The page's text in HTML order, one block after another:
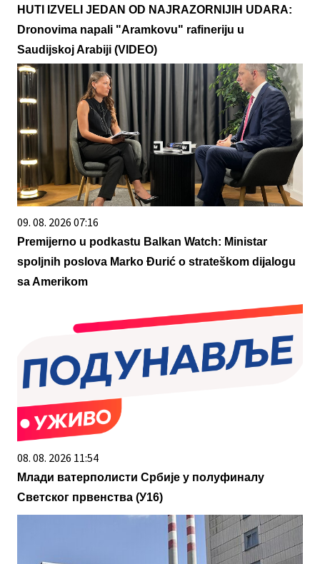
HUTI IZVELI JEDAN OD NAJRAZORNIJIH UDARA:
Dronovima napali "Aramkovu" rafineriju u
Saudijskoj Arabiji (VIDEO)
09. 08. 2026 07:16
Premijerno u podkastu Balkan Watch: Ministar
spoljnih poslova Marko Đurić o strateškom dijalogu
sa Amerikom
08. 08. 2026 11:54
Млади ватерполисти Србије у полуфиналу
Светског првенства (У16)